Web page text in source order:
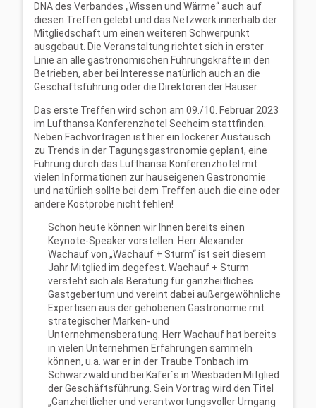
DNA des Verbandes „Wissen und Wärme“ auch auf
diesen Treffen gelebt und das Netzwerk innerhalb der
Mitgliedschaft um einen weiteren Schwerpunkt
ausgebaut. Die Veranstaltung richtet sich in erster
Linie an alle gastronomischen Führungskräfte in den
Betrieben, aber bei Interesse natürlich auch an die
Geschäftsführung oder die Direktoren der Häuser.
Das erste Treffen wird schon am 09./10. Februar 2023
im Lufthansa Konferenzhotel Seeheim stattfinden.
Neben Fachvorträgen ist hier ein lockerer Austausch
zu Trends in der Tagungsgastronomie geplant, eine
Führung durch das Lufthansa Konferenzhotel mit
vielen Informationen zur hauseigenen Gastronomie
und natürlich sollte bei dem Treffen auch die eine oder
andere Kostprobe nicht fehlen!
Schon heute können wir Ihnen bereits einen
Keynote-Speaker vorstellen: Herr Alexander
Wachauf von „Wachauf + Sturm“ ist seit diesem
Jahr Mitglied im degefest. Wachauf + Sturm
versteht sich als Beratung für ganzheitliches
Gastgebertum und vereint dabei außergewöhnliche
Expertisen aus der gehobenen Gastronomie mit
strategischer Marken- und
Unternehmensberatung. Herr Wachauf hat bereits
in vielen Unternehmen Erfahrungen sammeln
können, u.a. war er in der Traube Tonbach im
Schwarzwald und bei Käfer´s in Wiesbaden Mitglied
der Geschäftsführung. Sein Vortrag wird den Titel
„Ganzheitlicher und verantwortungsvoller Umgang